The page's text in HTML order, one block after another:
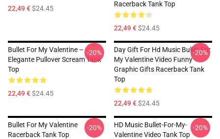
22,49 €$24.45
Racerback Tank Top
22,49 €$24.45
Bullet For My Valentine –
Elegante Pullover Scream Tank
Top
22,49 €$24.45
-20%
Day Gift For Hd Music Bullet For
My Valentine Video Funny
Graphic Gifts Racerback Tank
Top
22,49 €$24.45
-20%
Bullet For My Valentine
Racerback Tank Top
-20%
HD Music Bullet-For-My-
Valentine Video Tank Top
-20%